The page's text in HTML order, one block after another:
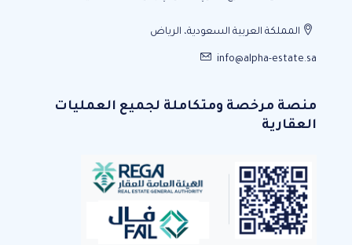
المملكة العربية السعودية، الرياض
info@alpha-estate.sa
منصة مرخصة ومتكاملة لجميع العمليات
العقارية